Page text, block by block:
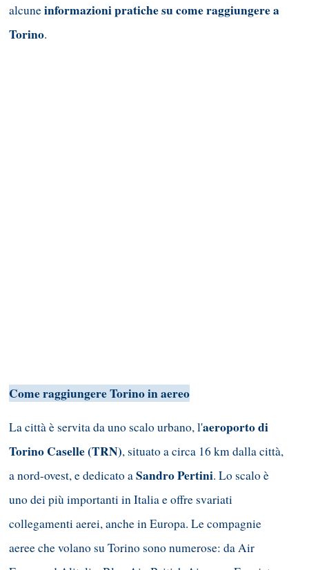
alcuneinformazioni pratiche su come raggiungere a
Torino.
Come raggiungere Torino in aereo
La città è servita da uno scalo urbano, l'aeroporto di
Torino Caselle (TRN), situato a circa 16 km dalla città,
a nord-ovest, e dedicato aSandro Pertini. Lo scalo è
uno dei più importanti in Italia e offre svariati
collegamenti aerei, anche in Europa. Le compagnie
aeree che volano su Torino sono numerose: da Air